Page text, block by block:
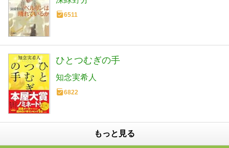
6511
ひとつむぎの手
知念実希人
6822
もっと見る